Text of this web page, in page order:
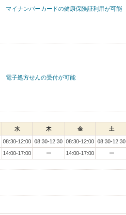
マイナンバーカードの健康保険証利用が可能
電子処方せんの受付が可能
水 木 金 土
08:30-12:00 08:30-12:30 08:30-12:00 08:30-12:30
14:00-17:00 ー 14:00-17:00 ー